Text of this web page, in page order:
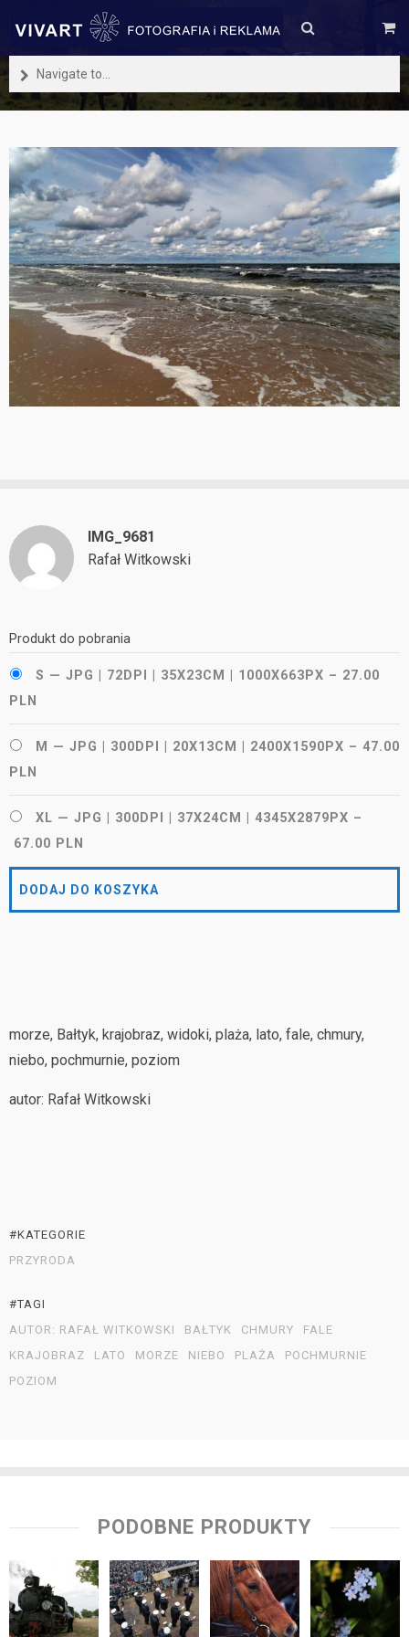
Navigate to...
IMG_9681
Rafał Witkowski
Produkt do pobrania
S — JPG | 72DPI | 35X23CM | 1000X663PX – 27.00
PLN
M — JPG | 300DPI | 20X13CM | 2400X1590PX – 47.00
PLN
XL — JPG | 300DPI | 37X24CM | 4345X2879PX –
67.00 PLN
DODAJ DO KOSZYKA
morze, Bałtyk, krajobraz, widoki, plaża, lato, fale, chmury,
niebo, pochmurnie, poziom
autor: Rafał Witkowski
#KATEGORIE
PRZYRODA
#TAGI
AUTOR: RAFAŁ WITKOWSKI
BAŁTYK CHMURY
FALE
KRAJOBRAZ
LATO MORZE NIEBO PLAŻA
POCHMURNIE
POZIOM
PODOBNE PRODUKTY